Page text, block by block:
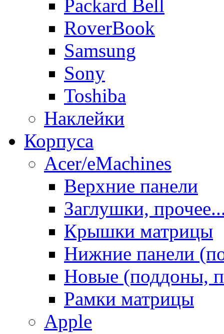
Packard Bell
RoverBook
Samsung
Sony
Toshiba
Наклейки
Корпуса
Acer/eMachines
Верхние панели
Заглушки,
Крышки матрицы
Нижние панели
Новые (поддоны,
Рамки матрицы
Apple